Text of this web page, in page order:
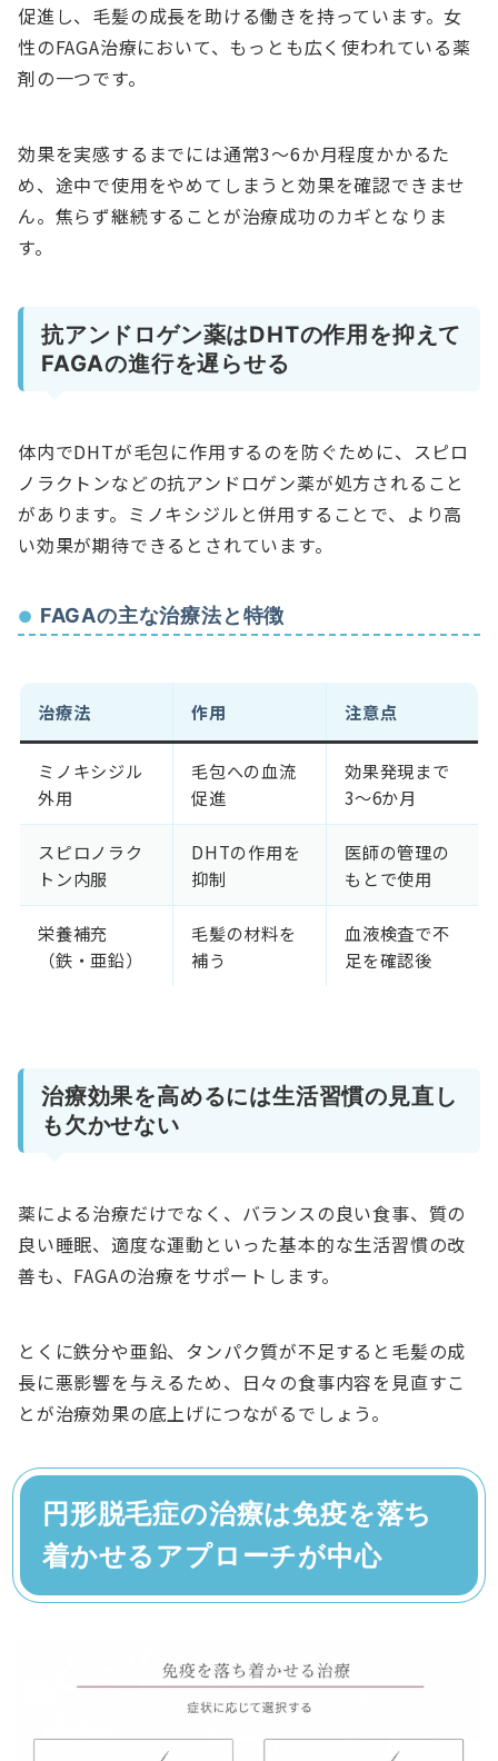
促進し、毛髪の成長を助ける働きを持っています。女
性のFAGA治療において、もっとも広く使われている薬
剤の一つです。
効果を実感するまでには通常3〜6か月程度かかるた
め、途中で使用をやめてしまうと効果を確認できませ
ん。焦らず継続することが治療成功のカギとなりま
す。
抗アンドロゲン薬はDHTの作用を抑えて
FAGAの進行を遅らせる
体内でDHTが毛包に作用するのを防ぐために、スピロ
ノラクトンなどの抗アンドロゲン薬が処方されること
があります。ミノキシジルと併用することで、より高
い効果が期待できるとされています。
FAGAの主な治療法と特徴
治療法 作用 注意点
ミノキシジル
外用
毛包への血流
促進
効果発現まで
3〜6か月
スピロノラク
トン内服
DHTの作用を
抑制
医師の管理の
もとで使用
栄養補充
（鉄・亜鉛）
毛髪の材料を
補う
血液検査で不
足を確認後
治療効果を高めるには生活習慣の見直し
も欠かせない
薬による治療だけでなく、バランスの良い食事、質の
良い睡眠、適度な運動といった基本的な生活習慣の改
善も、FAGAの治療をサポートします。
とくに鉄分や亜鉛、タンパク質が不足すると毛髪の成
長に悪影響を与えるため、日々の食事内容を見直すこ
とが治療効果の底上げにつながるでしょう。
円形脱毛症の治療は免疫を落ち
着かせるアプローチが中心